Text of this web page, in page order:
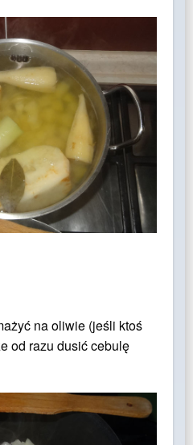
na oliwie (jeśli ktoś
od razu dusić cebulę